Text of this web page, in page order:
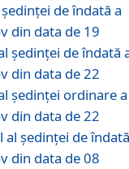
de îndată a
din data de 19
şedinţei de îndată
din data de 22
şedinţei ordinare a
din data de 22
şedinţei de
din data de 08